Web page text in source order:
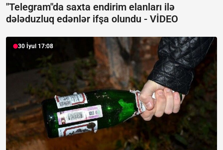
"Telegram"da saxta endirim elanları ilə
dələduzluq edənlər ifşa olundu - VİDEO
30 İyul 17:08